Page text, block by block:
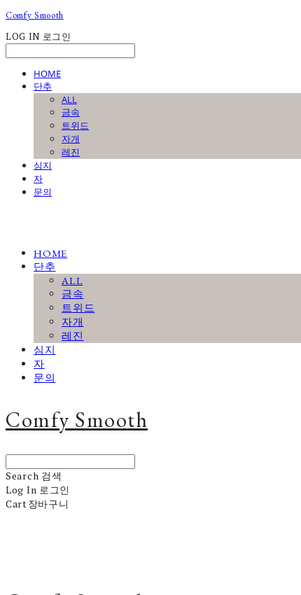
Comfy Smooth
LOG IN 로그인
HOME
단추
ALL
금속
트위드
자개
레진
심지
자
문의
HOME
단추
ALL
금속
트위드
자개
레진
심지
자
문의
Comfy Smooth
Search 검색
Log In 로그인
Cart장바구니